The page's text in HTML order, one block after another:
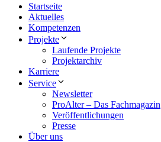
Startseite
Aktuelles
Kompetenzen
Projekte
Laufende Projekte
Projektarchiv
Karriere
Service
Newsletter
ProAlter – Das Fachmagazin
Veröffentlichungen
Presse
Über uns